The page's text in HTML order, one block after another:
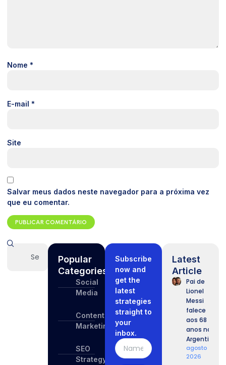
Nome *
E-mail *
Site
Salvar meus dados neste navegador para a próxima vez
que eu comentar.
Popular
Categories
Social
Media
Content
Marketing
SEO
Strategy
Subscribe
now and
get the
latest
strategies
straight to
your
inbox.
Latest
Article
Pai de
Lionel
Messi
falece
aos 68
anos na
Argentina
agosto 9,
2026